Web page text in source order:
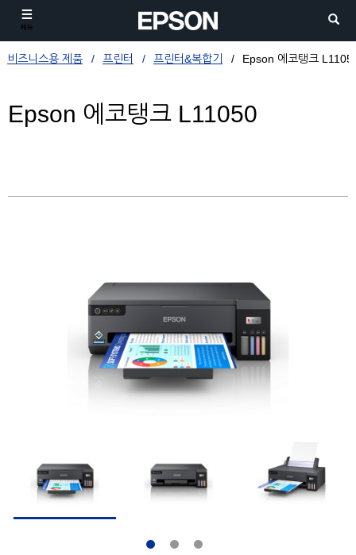
메뉴
비즈니스용 제품 프린터 프린터&복합기 Epson 에코탱크
Epson 에코탱크 L11050